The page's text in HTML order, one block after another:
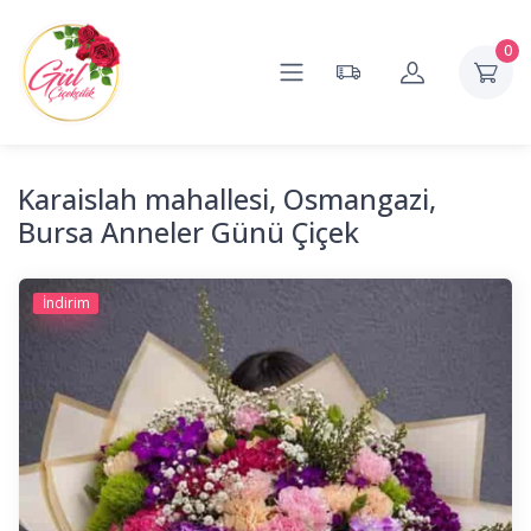
0
Karaislah mahallesi, Osmangazi,
Bursa Anneler Günü Çiçek
İndirim